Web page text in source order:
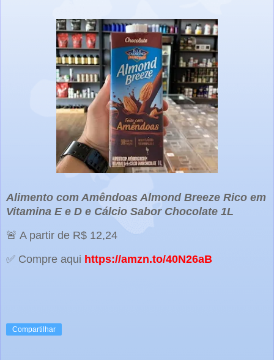
Alimento com Amêndoas Almond Breeze Rico em
Vitamina E e D e Cálcio Sabor Chocolate 1L
🚨 A partir de R$ 12,24
✅ Compre aqui https://amzn.to/40N26aB
Compartilhar